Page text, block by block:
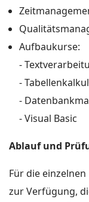
Aufbaukurse:
-
-
-
- Visual Basic
Ablauf und
Für die
zur Verfügung,